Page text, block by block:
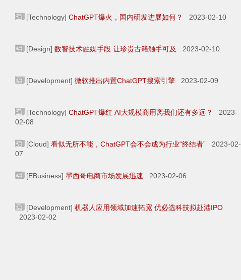
[Technology] ChatGPT爆火，国内研发进展如何？ 2023-02-10
[Design] 数智技术融媒手段 让珍贵古籍触手可及 2023-02-10
[Development] 微软推出内置ChatGPT搜索引擎 2023-02-09
[Technology] ChatGPT爆红 AI大规模商用离我们还有多远？
2023-
02-08
[Cloud] 看似无所不能，ChatGPT会不会成为行业“终结者” 2023-02-
07
[EBusiness] 墨西哥电商市场发展迅速 2023-02-06
[Development] 机器人应用领域加速拓宽 优必选科技拟赴港IPO
2023-02-02